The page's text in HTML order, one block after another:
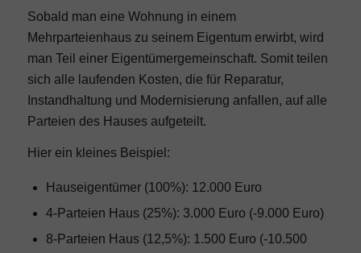
Sobald man eine Wohnung in einem
Mehrparteienhaus zu seinem Eigentum erwirbt, wird
man Teil einer Eigentümergemeinschaft. Somit teilen
sich alle laufenden Kosten, die für Reparatur,
Instandhaltung und Modernisierung anfallen, auf alle
Parteien des Hauses aufgeteilt.
Hier ein kleines Beispiel:
Hauseigentümer (100%): 12.000 Euro
4-Parteien Haus (25%): 3.000 Euro (-9.000 Euro)
8-Parteien Haus (12,5%): 1.500 Euro (-10.500